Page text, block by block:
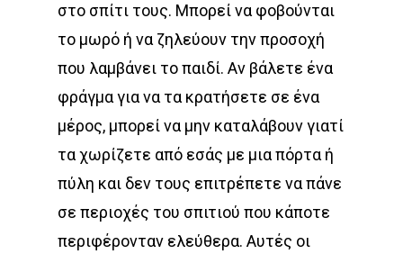
στο σπίτι τους. Μπορεί να φοβούνται
το μωρό ή να ζηλεύουν την προσοχή
που λαμβάνει το παιδί. Αν βάλετε ένα
φράγμα για να τα κρατήσετε σε ένα
μέρος, μπορεί να μην καταλάβουν γιατί
τα χωρίζετε από εσάς με μια πόρτα ή
πύλη και δεν τους επιτρέπετε να πάνε
σε περιοχές του σπιτιού που κάποτε
περιφέρονταν ελεύθερα. Αυτές οι